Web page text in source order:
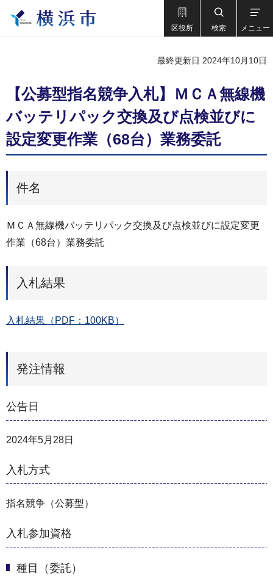
区役所 検索 メニュー
最終更新日 2024年10月10日
【公募型指名競争入札】ＭＣＡ無線機
バッテリパック交換及び点検並びに
設定変更作業（68台）業務委託
件名
ＭＣＡ無線機バッテリパック交換及び点検並びに設定変更
作業（68台）業務委託
入札結果
入札結果（PDF：100KB）
発注情報
公告日
2024年5月28日
入札方式
指名競争（公募型）
入札参加資格
種目（委託）